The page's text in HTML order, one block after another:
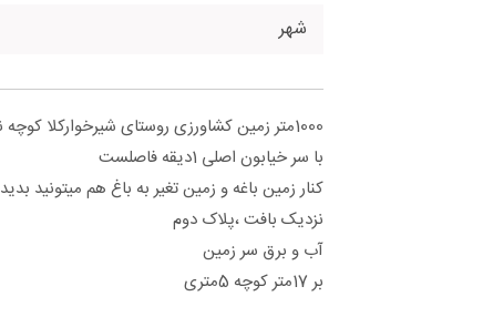
شهر
1000متر زمین کشاورزی روستای شیرخوارکلا کوچه نشاط ۲
با سر خیابون اصلی 1دیقه فاصلست
کنار زمین باغه و زمین تغیر به باغ هم میتونید بدید
نزدیک بافت ،پلاک دوم
آب و برق سر زمین
بر 17متر کوچه 5متری